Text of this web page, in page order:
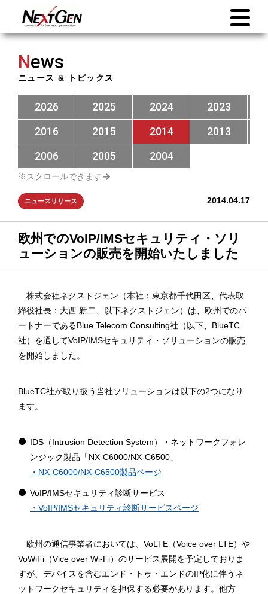
News
ニュース & トピックス
2026 2025 2024 2023
2016
2015 2014 2013
2006
2005 2004
ニュースリリース 2014.04.17
欧州でのVoIP/IMSセキュリティ・ソリ
ューションの販売を開始いたしました
株式会社ネクストジェン（本社：東京都千代田区、代表取
締役社長：大西 新二、以下ネクストジェン）は、欧州でのパ
ートナーであるBlue Telecom Consulting社（以下、BlueTC
社）を通してVoIP/IMSセキュリティ・ソリューションの販売
を開始しました。
BlueTC社が取り扱う当社ソリューションは以下の2つになり
ます。
IDS（Intrusion Detection System）・ネットワークフォレ
ンジック製品「NX-C6000/NX-C6500」
・NX-C6000/NX-C6500製品ページ
VoIP/IMSセキュリティ診断サービス
・VoIP/IMSセキュリティ診断サービスページ
欧州の通信事業者においては、VoLTE（Voice over LTE）や
VoWiFi（Vice over Wi-Fi）のサービス展開を予定しておりま
すが、デバイスを含むエンド・トゥ・エンドのIP化に伴うネ
ットワークセキュリティを担保する必要があります。他方